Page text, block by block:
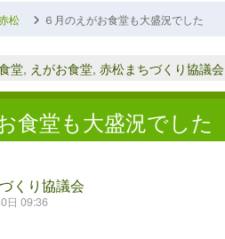
松 ６月のえがお食堂も大盛況でした
堂, えがお食堂, 赤松まちづくり協議会
食堂も大盛況でした
くり協議会
日 09:36